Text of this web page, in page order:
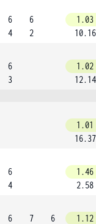
6
4
6
2
1.03
10.16
6
3
1.02
12.14
1.01
16.37
6
4
1.46
2.58
6
7
6
1.12